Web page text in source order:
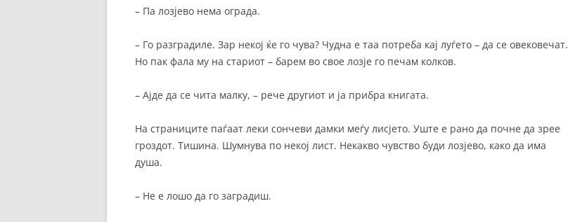
– Па лозјево нема ограда.
– Го разградиле. Зар некој ќе го чува? Чудна е таа потреба кај луѓето – да се овековечат.
Но пак фала му на стариот – барем во свое лозје го печам колков.
– Ајде да се чита малку, – рече другиот и ја прибра книгата.
На страниците паѓаат леки сончеви дамки меѓу лисјето. Уште е рано да почне да зрее
гроздот. Тишина. Шумнува по некој лист. Некакво чувство буди лозјево, како да има
душа.
– Не е лошо да го заградиш.